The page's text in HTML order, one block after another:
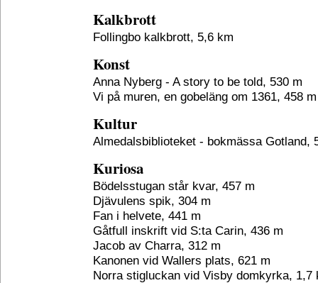
Kalkbrott
Follingbo kalkbrott, 5,6 km
Konst
Anna Nyberg - A story to be told, 530 m
Vi på muren, en gobeläng om 1361, 458 m
Kultur
Almedalsbiblioteket - bokmässa Gotland,
Kuriosa
Bödelsstugan står kvar, 457 m
Djävulens spik, 304 m
Fan i helvete, 441 m
Gåtfull inskrift vid S:ta Carin, 436 m
Jacob av Charra, 312 m
Kanonen vid Wallers plats, 621 m
Norra stigluckan vid Visby domkyrka, 1,7